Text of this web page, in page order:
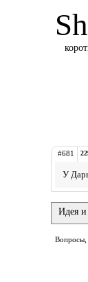
#681
У
Идея и
Вопросы,